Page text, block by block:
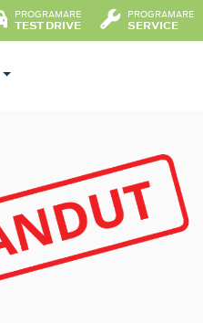
PROGRAMARE
TEST DRIVE
PROGRAMARE
SERVICE